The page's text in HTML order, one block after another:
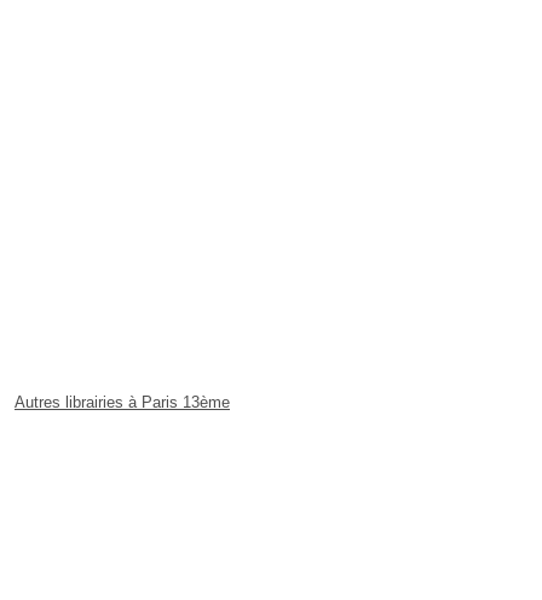
Autres librairies à Paris 13ème